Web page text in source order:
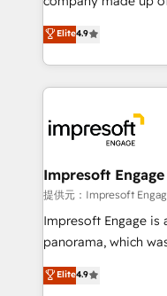
Platform Migration
Year LATAM 2022,
business with
you grow faster,
thinkers. We blend
ideas, opportunities,
experiences. To us,
and—most
into bold ideas and
products and
difference.
Elite4.9
Impresoft Engage
提供元：Impresoft
Impresoft Engage is
panorama, which
putting Customer
creating digital
Elite4.9